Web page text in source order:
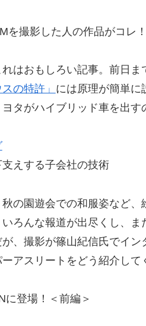
を撮影した人の作品がコレ！
はおもしろい記事。前日
の特許」 には原理が簡単に
タがハイブリッド車を出
えする子会社の技術
の園遊会での和服姿など
ろんな報道が出尽くし、
、撮影が篠山紀信氏でイ
アスリートをどう紹介して
に登場！＜前編＞